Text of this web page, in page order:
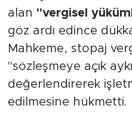
alan "vergisel
göz ardı edince
Mahkeme, stopaj
"sözleşmeye açık
değerlendirerek
edilmesine hükmetti.